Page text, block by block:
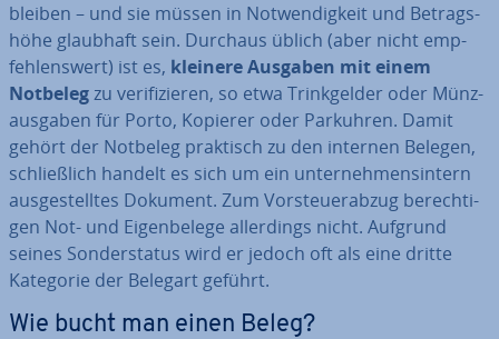
bleiben – und sie müssen in Not­wen­dig­keit und Be­trags­
hö­he glaubhaft sein. Durchaus üblich (aber nicht emp­
feh­lens­wert) ist es, kleinere Ausgaben mit einem
Notbelegzu ve­ri­fi­zie­ren, so etwa Trink­gel­der oder Münz­
aus­ga­ben für Porto, Kopierer oder Parkuhren. Damit
gehört der Notbeleg praktisch zu den internen Belegen,
schließ­lich handelt es sich um ein un­ter­neh­mens­in­tern
aus­ge­stell­tes Dokument. Zum Vor­steu­er­ab­zug be­rech­ti­
gen Not- und Ei­gen­be­le­ge al­ler­dings nicht. Aufgrund
seines Son­der­sta­tus wird er jedoch oft als eine dritte
Kategorie der Belegart geführt.
Wie bucht man einen Beleg?